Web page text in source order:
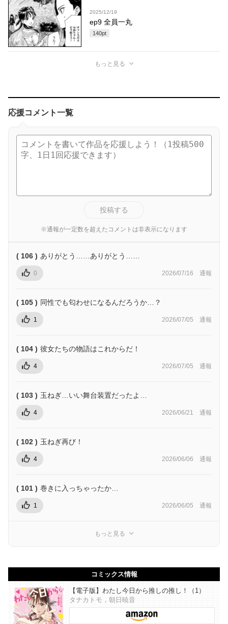
2025/12/19
ep9 全員一丸
140pt
もっと見る
応援コメント一覧
投稿する
※通報が一定数を超えたコメントは非表示になります
( 106 ) ありがとう……ありがとう……
0 2026/07/16 通報
( 105 ) 同性でも匂わせになるんだろうか…？
1 2026/07/05 通報
( 104 ) 彼女たちの物語はこれからだ！
4 2026/07/05 通報
( 103 ) 玉ねぎ…いい舞台装置だったよ…
4 2026/06/21 通報
( 102 ) 玉ねぎ再び！
4 2026/06/06 通報
( 101 ) 巻きに入っちゃったか…
1 2026/06/05 通報
もっと見る
コミックス情報
【電子版】わたし今日から推しの推し！（1）
タナカトモ，朝日暁音